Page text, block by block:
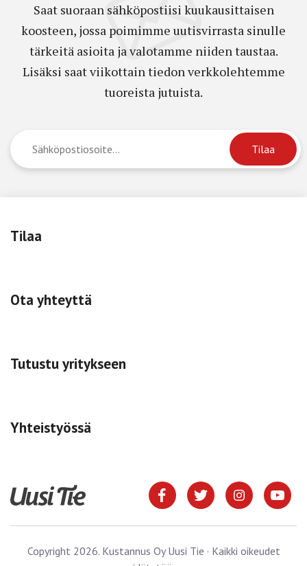
Saat suoraan sähköpostiisi kuukausittaisen
koosteen, jossa poimimme uutisvirrasta sinulle
tärkeitä asioita ja valotamme niiden taustaa.
Lisäksi saat viikottain tiedon verkkolehtemme
tuoreista jutuista.
Tilaa
Ota yhteyttä
Tutustu yritykseen
Yhteistyössä
Copyright 2026. Kustannus Oy Uusi Tie · Kaikki oikeudet